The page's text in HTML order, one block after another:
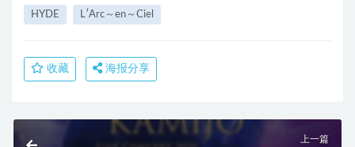
HYDE L′Arc～en～Ciel
收藏 海报分享
上一篇